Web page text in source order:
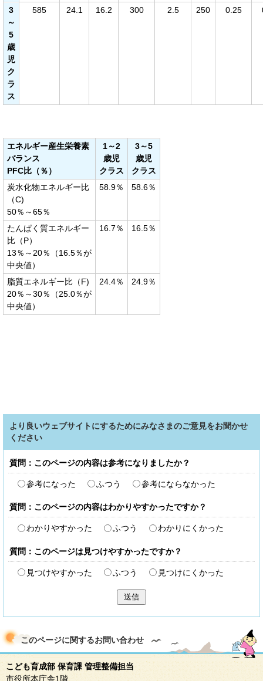
3
～
5
歳
児
ク
ラ
ス
585 24.1 16.2 300 2.5 250 0.25
エネルギー産生栄養素
バランス
PFC比（％）
1～2
歳児
クラス
3～5
歳児
クラス
炭水化物エネルギー比
（C)
50％～65％
58.9％ 58.6％
たんぱく質エネルギー
比（P）
13％～20％（16.5％が
中央値）
16.7％ 16.5％
脂質エネルギー比（F)
20％～30％（25.0％が
中央値）
24.4％ 24.9％
より良いウェブサイトにするためにみなさまのご意見をお聞かせ
ください
質問：このページの内容は参考になりましたか？
参考になった ふつう 参考にならなかった
質問：このページの内容はわかりやすかったですか？
わかりやすかった ふつう わかりにくかった
質問：このページは見つけやすかったですか？
見つけやすかった ふつう 見つけにくかった
送信
このページに関するお問い合わせ
こども育成部 保育課 管理整備担当
市役所本庁舎1階